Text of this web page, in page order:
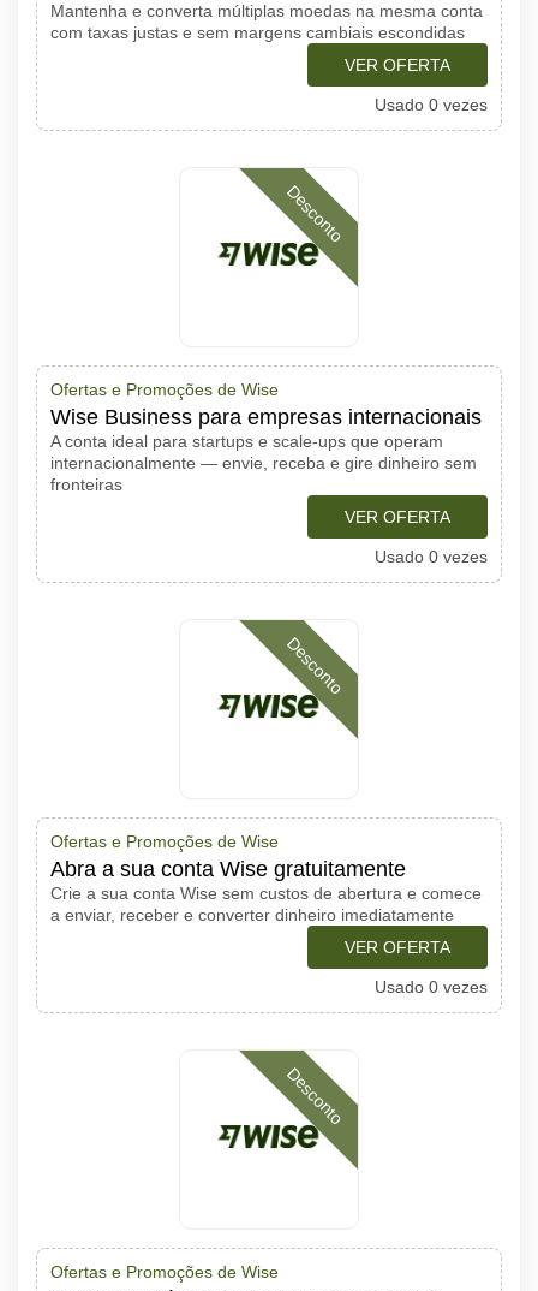
Mantenha e converta múltiplas moedas na mesma conta
com taxas justas e sem margens cambiais escondidas
VER OFERTA
Usado 0 vezes
Desconto
Ofertas e Promoções de Wise
Wise Business para empresas internacionais
A conta ideal para startups e scale-ups que operam
internacionalmente — envie, receba e gire dinheiro sem
fronteiras
VER OFERTA
Usado 0 vezes
Desconto
Ofertas e Promoções de Wise
Abra a sua conta Wise gratuitamente
Crie a sua conta Wise sem custos de abertura e comece
a enviar, receber e converter dinheiro imediatamente
VER OFERTA
Usado 0 vezes
Desconto
Ofertas e Promoções de Wise